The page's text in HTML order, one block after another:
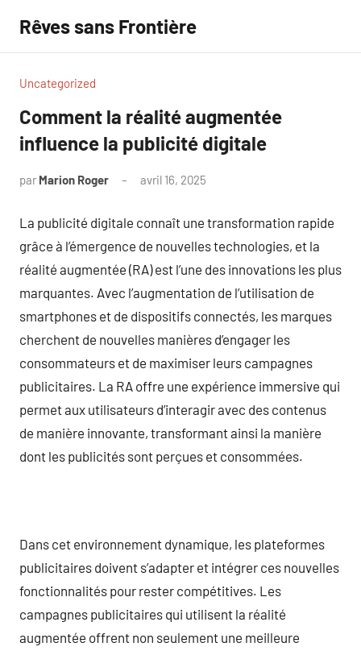
contenu
Rêves sans Frontière
Uncategorized
Comment la réalité augmentée
influence la publicité digitale
par Marion Roger avril 16, 2025
La publicité digitale connaît une transformation rapide
grâce à l’émergence de nouvelles technologies, et la
réalité augmentée (RA) est l’une des innovations les plus
marquantes. Avec l’augmentation de l’utilisation de
smartphones et de dispositifs connectés, les marques
cherchent de nouvelles manières d’engager les
consommateurs et de maximiser leurs campagnes
publicitaires. La RA offre une expérience immersive qui
permet aux utilisateurs d’interagir avec des contenus
de manière innovante, transformant ainsi la manière
dont les publicités sont perçues et consommées.
Dans cet environnement dynamique, les plateformes
publicitaires doivent s’adapter et intégrer ces nouvelles
fonctionnalités pour rester compétitives. Les
campagnes publicitaires qui utilisent la réalité
augmentée offrent non seulement une meilleure